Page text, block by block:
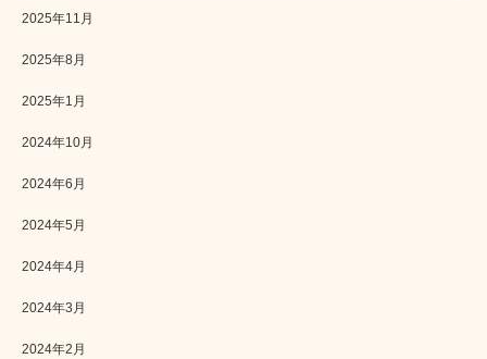
2025年11月
2025年8月
2025年1月
2024年10月
2024年6月
2024年5月
2024年4月
2024年3月
2024年2月